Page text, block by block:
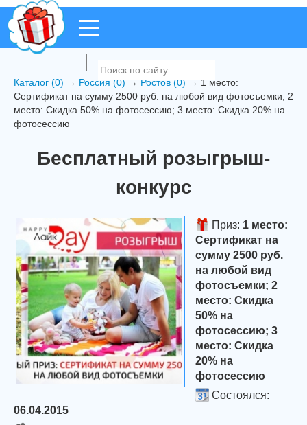
Каталог (0) → Россия (0) → Ростов (0) → 1 место:
Сертификат на сумму 2500 руб. на любой вид фотосъемки; 2
место: Скидка 50% на фотосессию; 3 место: Скидка 20% на
фотосессию
Бесплатный розыгрыш-
конкурс
Приз: 1 место:
Сертификат на
сумму 2500 руб.
на любой вид
фотосъемки; 2
место: Скидка
50% на
фотосессию; 3
место: Скидка
20% на
фотосессию
Состоялся:
06.04.2015